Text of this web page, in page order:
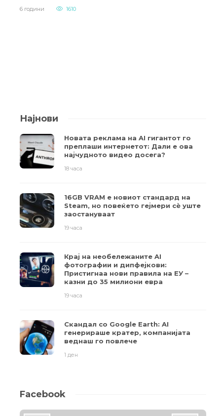
6 години 1610
Најнови
Новата реклама на AI гигантот го
преплаши интернетот: Дали е ова
најчудното видео досега?
18 часа
16GB VRAM е новиот стандард на
Steam, но повеќето гејмери ​​сè уште
заостануваат
19 часа
Крај на необележаните AI
фотографии и дипфејкови:
Пристигнаа нови правила на ЕУ –
казни до 35 милиони евра
19 часа
Скандал со Google Earth: AI
генерираше кратер, компанијата
веднаш го повлече
1 ден
Facebook